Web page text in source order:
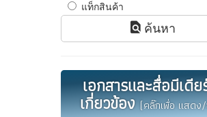
แท็กสินค้า
ค้นหา
เอกสารและสื่อมีเดี
เกี่ยวข้อง(คลิ๊กเพื่อ แสดง